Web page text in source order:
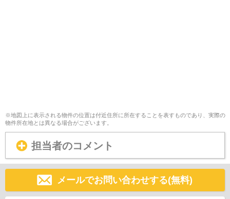
※地図上に表示される物件の位置は付近住所に所在することを表すものであり、実際の
物件所在地とは異なる場合がございます。
担当者のコメント
メールでお問い合わせする(無料)